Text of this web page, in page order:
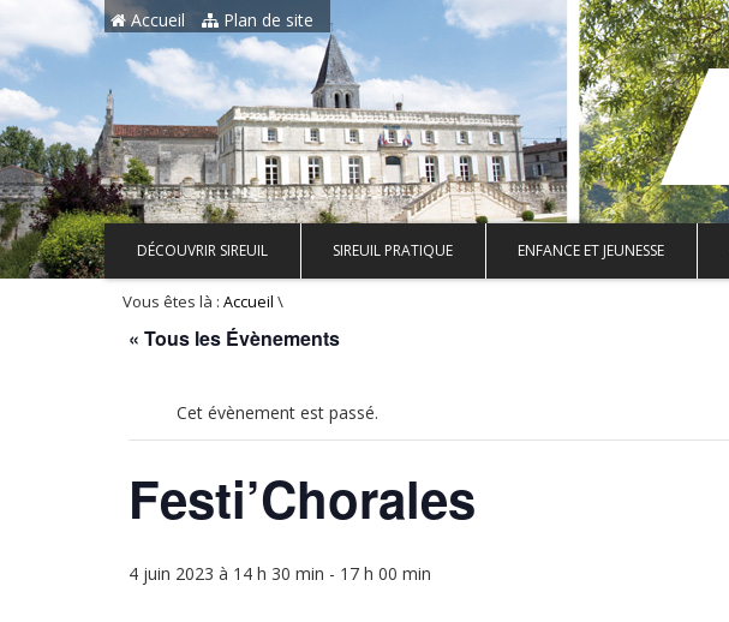
Aller au contenu principal
Accueil Plan de site
DÉCOUVRIR SIREUIL SIREUIL PRATIQUE ENFANCE ET JEUNESSE
Vous êtes là : Accueil \
« Tous les Évènements
Cet évènement est passé.
Festi’Chorales
4 juin 2023 à 14 h 30 min - 17 h 00 min